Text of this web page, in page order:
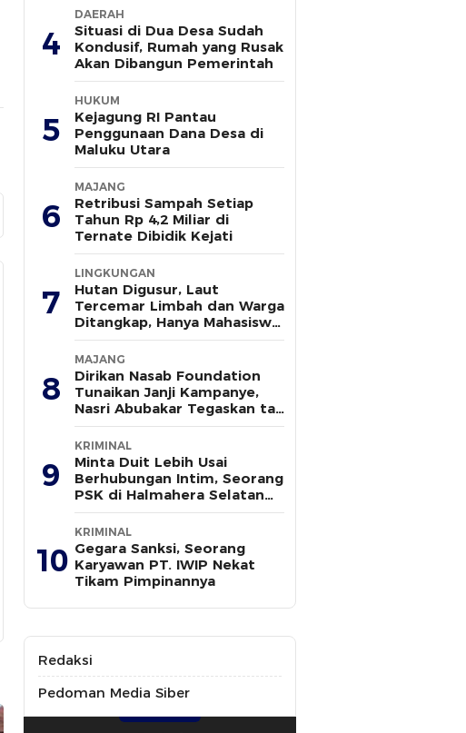
4
DAERAH
Situasi di Dua Desa Sudah
Kondusif, Rumah yang Rusak
Akan Dibangun Pemerintah
5
HUKUM
Kejagung RI Pantau
Penggunaan Dana Desa di
Maluku Utara
6
MAJANG
Retribusi Sampah Setiap
Tahun Rp 4,2 Miliar di
Ternate Dibidik Kejati
7
LINGKUNGAN
Hutan Digusur, Laut
Tercemar Limbah dan Warga
Ditangkap, Hanya Mahasiswa
yang Bersuara
8
MAJANG
Dirikan Nasab Foundation
Tunaikan Janji Kampanye,
Nasri Abubakar Tegaskan tak
Ada Kepentingan Politik
9
KRIMINAL
Minta Duit Lebih Usai
Berhubungan Intim, Seorang
PSK di Halmahera Selatan
Tewas Ditusuk
10
KRIMINAL
Gegara Sanksi, Seorang
Karyawan PT. IWIP Nekat
Tikam Pimpinannya
Redaksi
Pedoman Media Siber